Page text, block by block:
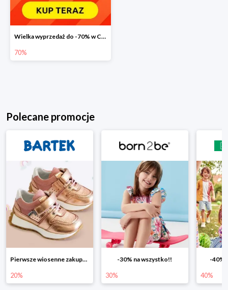
Wielka wyprzedaż do -70% w Carrefour
70%
Polecane promocje
-30% na wszystko!!
30%
-40% na drugą sztukę
40% 25%